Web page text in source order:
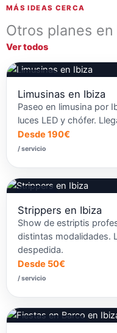
MÁS IDEAS CERCA
Otros planes en
Ver todos
Limusinas en Ibiza
Paseo en limusina por
luces LED y chófer.
Desde 190€
/ servicio
Strippers en Ibiza
Show de estriptis
distintas modalidades.
despedida.
Desde 50€
/ servicio